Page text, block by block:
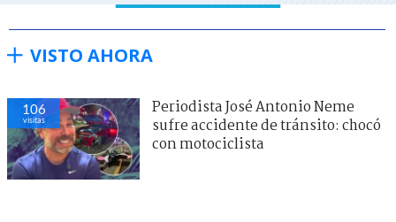
VISTO AHORA
106
visitas
Periodista José Antonio Neme
sufre accidente de tránsito: chocó
con motociclista